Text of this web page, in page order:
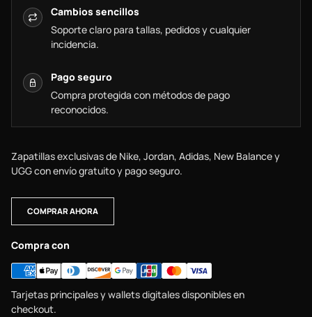
Cambios sencillos
Soporte claro para tallas, pedidos y cualquier
incidencia.
Pago seguro
Compra protegida con métodos de pago
reconocidos.
Zapatillas exclusivas de Nike, Jordan, Adidas, New Balance y
UGG con envío gratuito y pago seguro.
COMPRAR AHORA
Compra con
Tarjetas principales y wallets digitales disponibles en
checkout.